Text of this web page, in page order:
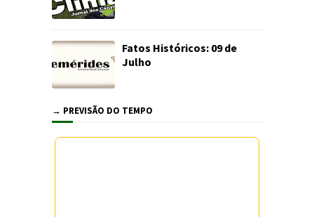
Fatos Históricos: 09 de
Julho
→ PREVISÃO DO TEMPO